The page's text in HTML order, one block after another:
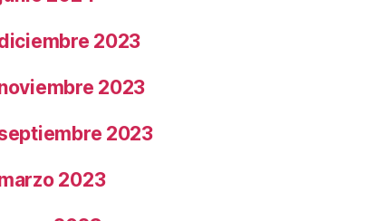
2023
2023
2023
2023